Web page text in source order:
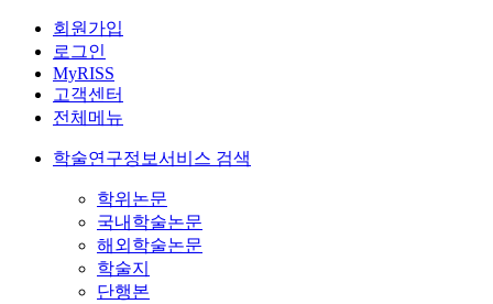
회원가입
로그인
MyRISS
고객센터
전체메뉴
학술연구정보서비스 검색
학위논문
국내학술논문
해외학술논문
학술지
단행본